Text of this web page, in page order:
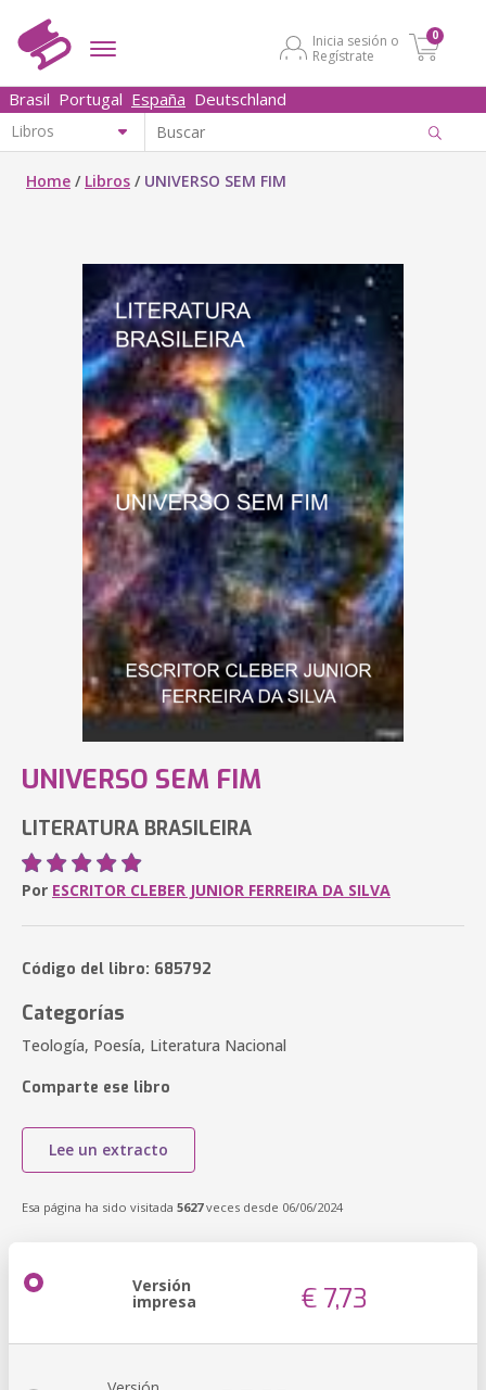
Inicia sesión o
Regístrate
0
Brasil Portugal España Deutschland
Home / Libros / UNIVERSO SEM FIM
UNIVERSO SEM FIM
LITERATURA BRASILEIRA
Por ESCRITOR CLEBER JUNIOR FERREIRA DA SILVA
Código del libro: 685792
Categorías
Teología, Poesía, Literatura Nacional
Comparte ese libro
Lee un extracto
Esa página ha sido visitada 5627veces desde 06/06/2024
Versión
impresa € 7,73